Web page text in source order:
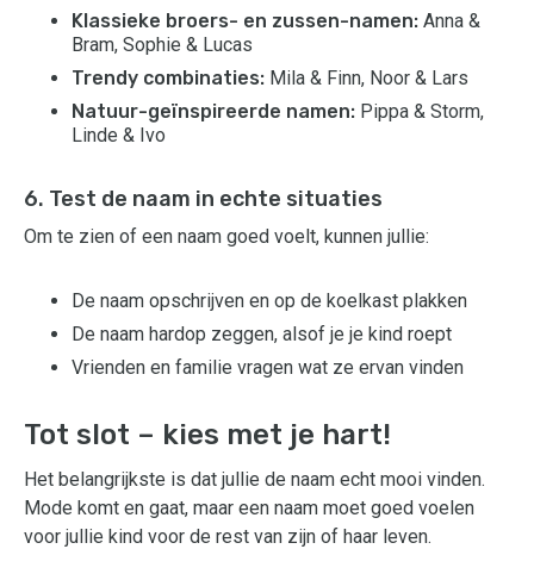
Klassieke broers- en zussen-namen: Anna &
Bram, Sophie & Lucas
Trendy combinaties: Mila & Finn, Noor & Lars
Natuur-geïnspireerde namen: Pippa & Storm,
Linde & Ivo
6. Test de naam in echte situaties
Om te zien of een naam goed voelt, kunnen jullie:
De naam opschrijven en op de koelkast plakken
De naam hardop zeggen, alsof je je kind roept
Vrienden en familie vragen wat ze ervan vinden
Tot slot – kies met je hart!
Het belangrijkste is dat jullie de naam echt mooi vinden.
Mode komt en gaat, maar een naam moet goed voelen
voor jullie kind voor de rest van zijn of haar leven.